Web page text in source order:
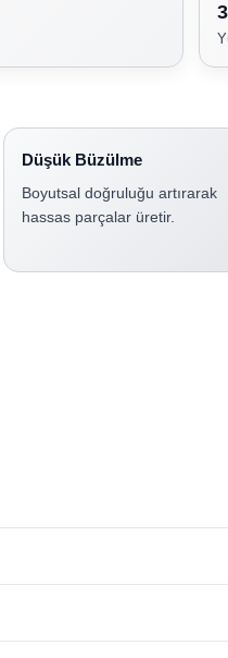
Düşük Büzülme
Boyutsal doğruluğu artırarak
hassas parçalar üretir.